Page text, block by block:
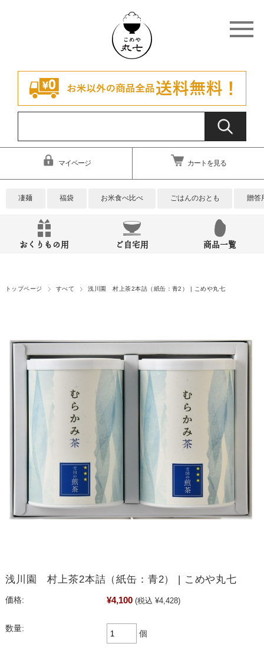
マイページ カートを見る
凄麺 福袋 お米食べ比べ ごはんのおとも 贈答
おくりもの用 ご自宅用 商品一覧
トップページ すべて 浅川園 村上茶2本詰（紙缶：青2） | こめや丸七
浅川園 村上茶2本詰（紙缶：青2） | こめや丸七
価格: ¥4,100 (税込 ¥4,428)
数量:
個